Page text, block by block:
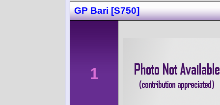
GP Bari [S750]
1